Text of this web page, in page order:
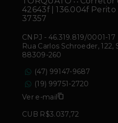
42643f | 136.004f Perito
37357
CNPJ - 46.319.819/0001-17
Rua Carlos Schroeder,
88309-260
(47) 99147-9687
(19) 99751-2720
Ver e-mail
CUB R$3.037,72